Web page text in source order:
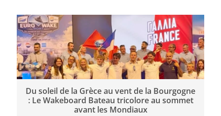
Du soleil de la Grèce au vent de la Bourgogne
: Le Wakeboard Bateau tricolore au sommet
avant les Mondiaux